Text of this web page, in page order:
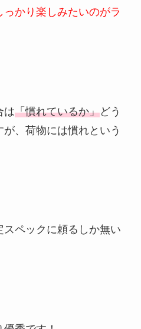
かり楽しみたいのがラ
は「慣れているか」どう
、荷物には慣れという
ペックに頼るしか無い